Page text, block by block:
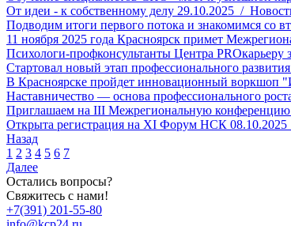
От идеи - к собственному делу 29.10.2025 /
Подводим итоги первого потока и знакомимся со
11 ноября 2025 года Красноярск примет
Психологи-профконсультанты Центра
Стартовал новый этап профессионального
В Красноярске пройдет инновационный воркшоп
Наставничество — основа профессионального
Приглашаем на III Межрегиональную конференцию
Открыта регистрация на XI Форум НСК
Назад
1 2 3 4 5 6 7
Далее
Остались вопросы?
Свяжитесь с нами!
+7(391) 201-55-80